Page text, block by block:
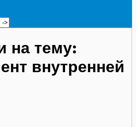
на тему:
внутренней